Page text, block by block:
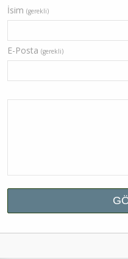
İsim (gerekli)
E-Posta (gerekli)